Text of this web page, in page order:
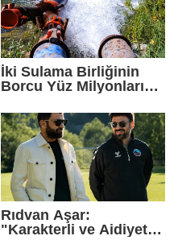
İki Sulama Birliğinin
Borcu Yüz Milyonları
Rıdvan Aşar:
"Karakterli ve Aidiyet